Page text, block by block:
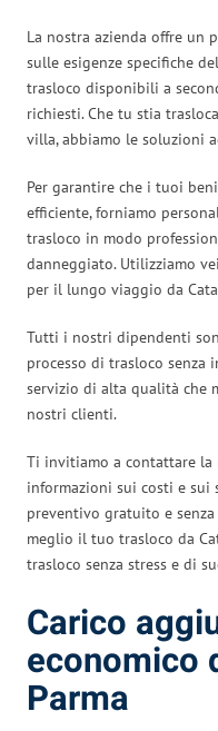
La nostra azienda offre un
sulle esigenze specifiche
trasloco disponibili a
richiesti. Che tu stia
villa, abbiamo le soluzioni
Per garantire che i tuoi
efficiente, forniamo
trasloco in modo
danneggiato. Utilizziamo
per il lungo viaggio da
Tutti i nostri dipendenti
processo di trasloco
servizio di alta qualità che
nostri clienti.
Ti invitiamo a contattare
informazioni sui costi e sui
preventivo gratuito e
meglio il tuo trasloco da
trasloco senza stress e di
Carico
economico
Parma